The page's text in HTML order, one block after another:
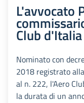
L'avvocato
Club d'Italia
Nominato con
2018 registrato
al n. 222, l'Aero
la durata di un